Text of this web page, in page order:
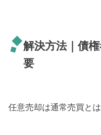
解決方法｜債
要
任意売却は通常売買とは